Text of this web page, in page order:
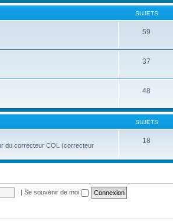
SUJETS
59
37
48
SUJETS
du correcteur COL (correcteur
18
| Se souvenir de moi